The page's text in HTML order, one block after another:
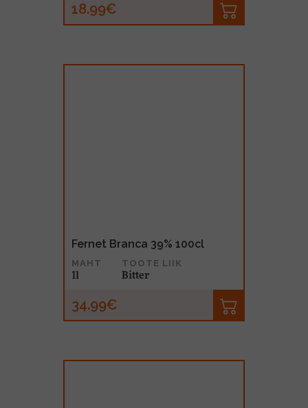
18.99€
Fernet Branca 39% 100cl
MAHT
1l
TOOTE LIIK
Bitter
34.99€